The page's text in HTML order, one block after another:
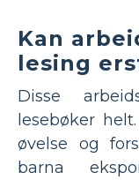
Kan
lesing
Disse
lesebøker
øvelse og
barna